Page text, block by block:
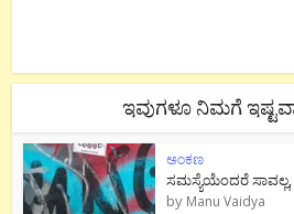
ಇವುಗಳೂ ನಿಮಗೆ
ಅಂಕಣ
ಸಮಸ್ಯೆಯೆಂದರೆ
by Manu Vaidya